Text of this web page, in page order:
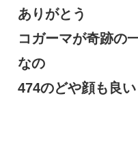
ありがとう
コガーマが奇跡の
なの
474のどや顔も良い